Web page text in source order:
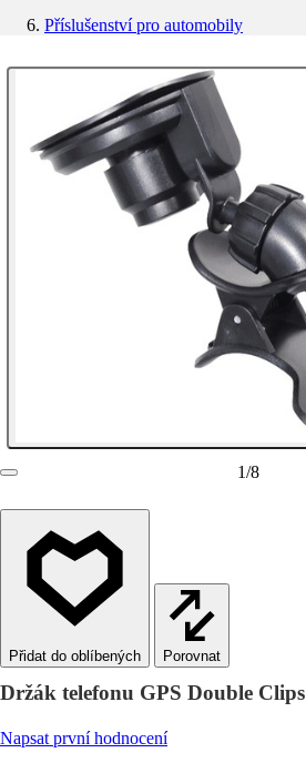
Příslušenství pro automobily
1/8
Porovnat
Držák telefonu GPS Double Clips
Napsat první hodnocení